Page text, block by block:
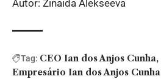
Autor: Zinaida Alekseeva
Tag: CEO Ian dos Anjos Cunha
Empresário Ian dos Anjos Cunha